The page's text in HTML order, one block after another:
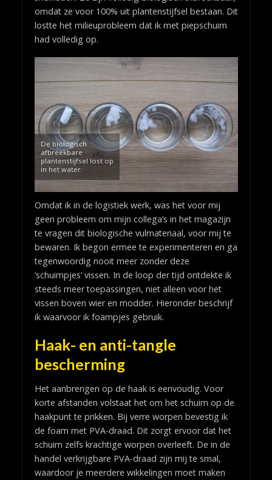
omdat ze voor 100% uit plantenstijfsel bestaan. Dit
lostte het milieuprobleem dat ik met piepschuim
had volledig op.
De biologisch
afbreekbare
plantenstijfsel lost op
in het water.
Omdat ik in de logistiek werk, was het voor mij
geen probleem om mijn collega’s in het magazijn
te vragen dit biologische vulmateriaal, voor mij te
bewaren. Ik begon ermee te experimenteren en ga
tegenwoordig nooit meer zonder deze
‘schuimpjes’ vissen. In de loop der tijd ontdekte ik
steeds meer toepassingen, niet alleen voor het
vissen boven wier en modder. Hieronder beschrijf
ik waarvoor ik foampjes gebruik.
Haak- en anti-tangle
bescherming
Het aanbrengen op de haak is eenvoudig. Voor
korte afstanden volstaat het om het schuim op de
haakpunt te prikken. Bij verre worpen bevestig ik
de foam met PVA-draad. Dit zorgt ervoor dat het
schuim zelfs krachtige worpen overleeft. De in de
handel verkrijgbare PVA-draad zijn mij te smal,
waardoor je meerdere wikkelingen moet maken